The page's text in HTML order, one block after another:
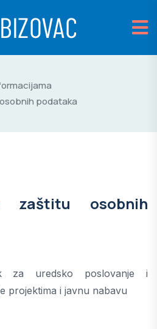
podataka
zaštitu osobnih
za uredsko poslovanje i
projektima i javnu nabavu